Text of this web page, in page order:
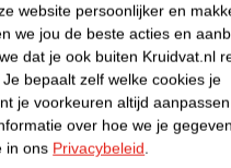
Dit product heeft (nog) geen
Impact Score.
Meer informatie
website persoonlijker en
we jou de beste acties en
dat je ook buiten Kruidvat.nl
Je bepaalt zelf welke cookies je
je voorkeuren altijd
over hoe we je
in ons Privacybeleid.